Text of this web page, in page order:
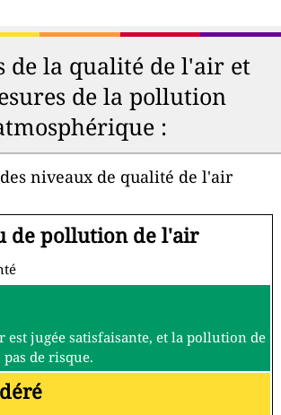
de la qualité de l'air et
de la pollution
:
niveaux de qualité de l'air
de pollution de l'air
est jugée satisfaisante, et la pollution de
de risque.